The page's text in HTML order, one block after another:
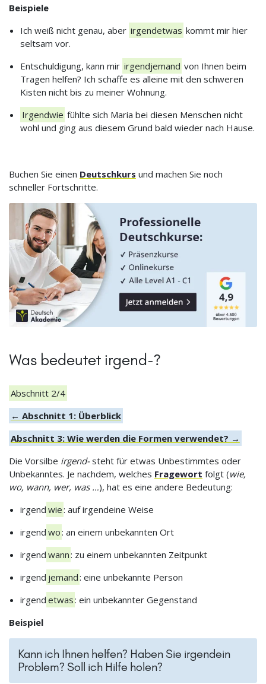
Beispiele
Ich weiß nicht genau, aber irgendetwas kommt mir hier
seltsam vor.
Entschuldigung, kann mir irgendjemand von Ihnen beim
Tragen helfen? Ich schaffe es alleine mit den schweren
Kisten nicht bis zu meiner Wohnung.
Irgendwie fühlte sich Maria bei diesen Menschen nicht
wohl und ging aus diesem Grund bald wieder nach Hause.
Buchen Sie einen Deutschkurs und machen Sie noch
schneller Fortschritte.
Was bedeutet irgend-?
Abschnitt 2/4
← Abschnitt 1: Überblick
Abschnitt 3: Wie werden die Formen verwendet? →
Die Vorsilbe irgend-steht für etwas Unbestimmtes oder
Unbekanntes. Je nachdem, welches Fragewort folgt (wie,
wo, wann, wer, was …), hat es eine andere Bedeutung:
irgend wie: auf irgendeine Weise
irgend wo: an einem unbekannten Ort
irgend wann: zu einem unbekannten Zeitpunkt
irgend jemand: eine unbekannte Person
irgend etwas: ein unbekannter Gegenstand
Beispiel
Kann ich Ihnen helfen? Haben Sie irgendein
Problem? Soll ich Hilfe holen?